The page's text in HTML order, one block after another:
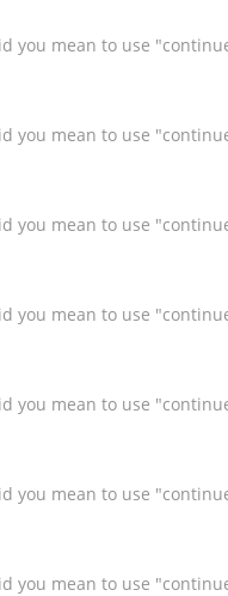
you mean to use
you mean to use
you mean to use
you mean to use
you mean to use
you mean to use
you mean to use